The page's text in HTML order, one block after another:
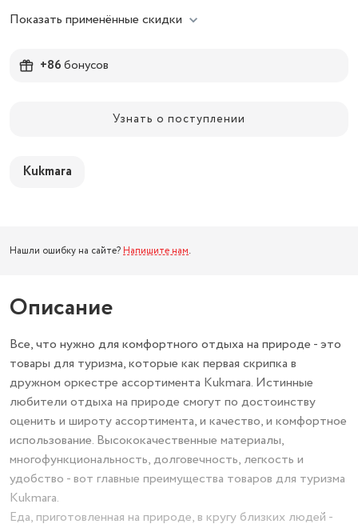
Показать применённые скидки
+86бонусов
Узнать о поступлении
Kukmara
Нашли ошибку на сайте? Напишите нам.
Описание
Все, что нужно для комфортного отдыха на природе - это
товары для туризма, которые как первая скрипка в
дружном оркестре ассортимента Kukmara. Истинные
любители отдыха на природе смогут по достоинству
оценить и широту ассортимента, и качество, и комфортное
использование. Высококачественные материалы,
многофункциональность, долговечность, легкость и
удобство - вот главные преимущества товаров для туризма
Kukmara.
Еда, приготовленная на природе, в кругу близких людей -